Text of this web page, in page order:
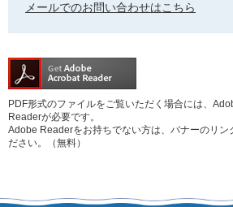
メールでのお問い合わせはこちら
PDF形式のファイルをご覧いただく場合には、
Readerが必要です。
Adobe Readerをお持ちでない方は、バナーのリン
ださい。（無料）